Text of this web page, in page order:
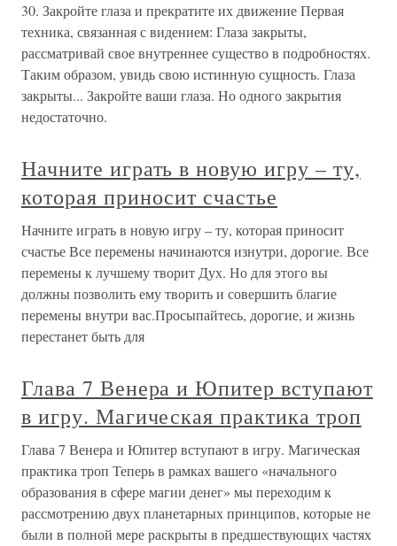
30. Закройте глаза и прекратите их движение Первая
техника, связанная с видением: Глаза закрыты,
рассматривай свое внутреннее существо в подробностях.
Таким образом, увидь свою истинную сущность. Глаза
закрыты... Закройте ваши глаза. Но одного закрытия
недостаточно.
Начните играть в новую игру – ту,
которая приносит счастье
Начните играть в новую игру – ту, которая приносит
счастье Все перемены начинаются изнутри, дорогие. Все
перемены к лучшему творит Дух. Но для этого вы
должны позволить ему творить и совершить благие
перемены внутри вас.Просыпайтесь, дорогие, и жизнь
перестанет быть для
Глава 7 Венера и Юпитер вступают
в игру. Магическая практика троп
Глава 7 Венера и Юпитер вступают в игру. Магическая
практика троп Теперь в рамках вашего «начального
образования в сфере магии денег» мы переходим к
рассмотрению двух планетарных принципов, которые не
были в полной мере раскрыты в предшествующих частях